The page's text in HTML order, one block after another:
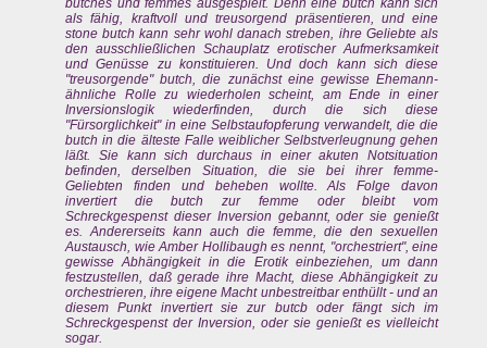
butches undfemmes ausgespielt. Denn eine butch kann sich
als fähig, kraftvoll und treusorgend präsentieren, und eine
stone butch kann sehr wohl danach streben, ihre Geliebte als
den ausschließlichen Schauplatz erotischer Aufmerksamkeit
und Genüsse zu konstituieren. Und doch kann sich diese
"treusorgende"butch, die zunächsteine gewisse Ehemann-
ähnliche Rolle zu wiederholen scheint, am Ende in einer
Inversionslogik wiederfinden, durch die sich diese
"Fürsorglichkeit" in eine Selbstaufopferung verwandelt, die die
butch in die älteste Falle weiblicher Selbstverleugnung gehen
läßt. Sie kann sich durchaus in einer akuten Notsituation
befinden, derselben Situation, die sie bei ihrerfemme-
Geliebten finden und beheben wollte. Als Folge davon
invertiert diebutch zur femme oderbleibt vom
Schreckgespenst dieser Inversion gebannt, oder sie genießt
es. Andererseits kann auch diefemme, die den sexuellen
Austausch, wie Amber Hollibaugh es nennt, "orchestriert", eine
gewisse Abhängigkeit in die Erotik einbeziehen, um dann
festzustellen, daß gerade ihre Macht, diese Abhängigkeit zu
orchestrieren, ihre eigene Macht unbestreitbar enthüllt - und an
diesem Punkt invertiert sie zur butcboder fängt sich im
Schreckgespenst der Inversion, oder sie genießt es vielleicht
sogar.